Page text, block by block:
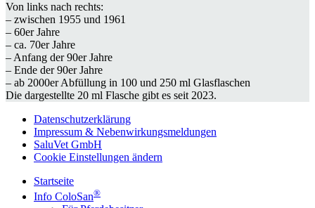
Von links nach rechts:
– zwischen 1955 und 1961
– 60er Jahre
– ca. 70er Jahre
– Anfang der 90er Jahre
– Ende der 90er Jahre
– ab 2000er Abfüllung in 100 und 250 ml Glasflaschen
Die dargestellte 20 ml Flasche gibt es seit 2023.
Datenschutzerklärung
Impressum & Nebenwirkungsmeldungen
SaluVet GmbH
Cookie Einstellungen ändern
Startseite
Info ColoSan®